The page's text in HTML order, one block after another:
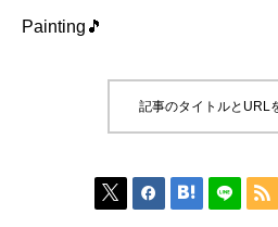
Painting🎵
記事のタイトルとURL
   